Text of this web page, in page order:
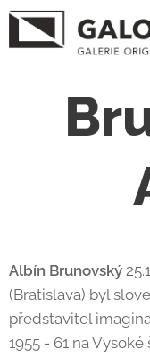
Albín Brunovský
(Bratislava) byl
představitel
1955 - 61 na